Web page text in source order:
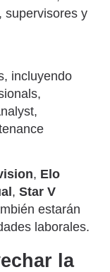
supervisores y
incluyendo
, Elo
, Star V
estarán
laborales.
la